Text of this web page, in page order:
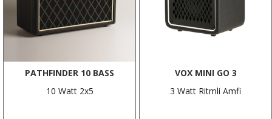
PATHFINDER 10 BASS
10 Watt 2x5
VOX MINI GO 3
3 Watt Ritmli Amfi